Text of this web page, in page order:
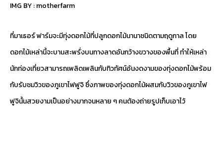
IMG BY :motherfarm
ที่มาเธอร์ ฟาร์มจะมีทุ่งดอกไม้ที่ปลูกดอกไม้นานาชนิดตามฤดูกาล โดย
ดอกไม้เหล่านี้จะบานสะพรั่งบนทางลาดอันกว้างขวางของพื้นที่ ทำให้เหล่า
นักท่องเที่ยวสามารถเพลิดเพลินกับทิวทัศน์อันงดงามของทุ่งดอกไม้พร้อม
กับรับชมวิวของภูเขาไฟฟูจิ ซึ่งภาพของทุ่งดอกไม้ผสมกับวิวของภูเขาไฟ
ฟูจินั้นสวยงามเป็นอย่างมากจนหลาย ๆ คนต้องถ่ายรูปเก็บเอาไว้